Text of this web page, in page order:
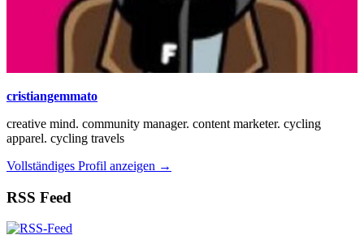
cristiangemmato
creative mind. community manager. content marketer. cycling
apparel. cycling travels
Vollständiges Profil anzeigen →
RSS Feed